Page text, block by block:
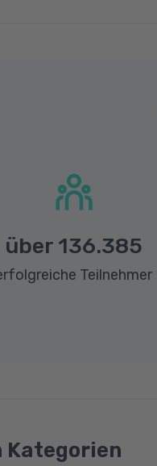
über 136.385
Teilnehmer
Kategorien